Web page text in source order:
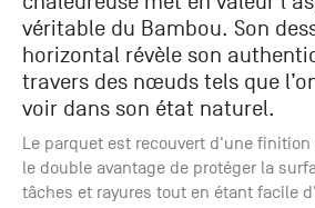
véritable du Bambou. Son
horizontal révèle son
travers des nœuds tels que
voir dans son état naturel.
Le parquet est recouvert d'une
le double avantage de protéger la
tâches et rayures tout en étant facile
+33 (0)1
30 06 09
22
22, route
de
Mantes -
78240
Chambourcy